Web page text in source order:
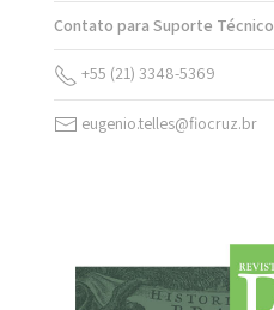
Contato para Suporte Técnico
+55 (21) 3348-5369
eugenio.telles@fiocruz.br